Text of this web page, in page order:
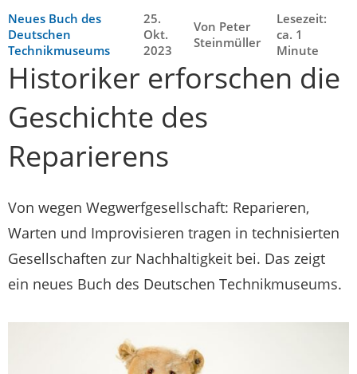
Neues Buch des
Deutschen
Technikmuseums
25.
Okt.
2023
Von Peter
Steinmüller
Lesezeit:
ca. 1
Minute
Historiker erforschen die
Geschichte des
Reparierens
Von wegen Wegwerfgesellschaft: Reparieren,
Warten und Improvisieren tragen in technisierten
Gesellschaften zur Nachhaltigkeit bei. Das zeigt
ein neues Buch des Deutschen Technikmuseums.